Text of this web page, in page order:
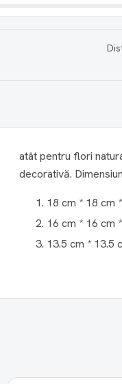
atât pentru flori
decorativă.
18 cm * 18 cm
16 cm * 16 cm
13.5 cm * 13.5